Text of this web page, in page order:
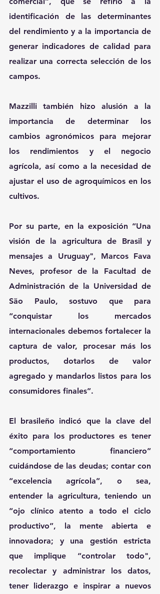
identificación de las determinantes
del rendimiento y a la importancia de
generar indicadores de calidad para
realizar una correcta selección de los
campos.
Mazzilli también hizo alusión a la
importancia de determinar los
cambios agronómicos para mejorar
los rendimientos y el negocio
agrícola, así como a la necesidad de
ajustar el uso de agroquímicos en los
cultivos.
Por su parte, en la exposición “Una
visión de la agricultura de Brasil y
mensajes a Uruguay", Marcos Fava
Neves, profesor de la Facultad de
Administración de la Universidad de
São Paulo, sostuvo que para
“conquistar los mercados
internacionales debemos fortalecer la
captura de valor, procesar más los
productos, dotarlos de valor
agregado y mandarlos listos para los
consumidores finales”.
El brasileño indicó que la clave del
éxito para los productores es tener
“comportamiento financiero”
cuidándose de las deudas; contar con
“excelencia agrícola”, o sea,
entender la agricultura, teniendo un
“ojo clínico atento a todo el ciclo
productivo”, la mente abierta e
innovadora; y una gestión estricta
que implique “controlar todo",
recolectar y administrar los datos,
tener liderazgo e inspirar a nuevos